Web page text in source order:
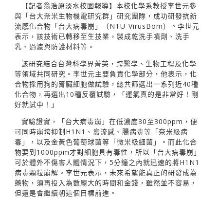
【記者翁浩原淡水校園報導】本校化學系教授李世元參
與「台大奈米生物機電研究群」研究團隊，成功研發抗新
流感化合物「台大病毒崩」（NTU-VirusBom）。李世元
表示，該技術已轉移至生技業，製成乾洗手噴劑、洗手
乳、過濾與防護材料等。
該研究結合台灣科學界菁英，跨醫學、生物工程及化學
等領域共同研究。李世元主要負責化學部分，他表示，化
合物採用狗的腎臟細胞做試驗，總共篩選出一系列近40種
化合物，再選出10種反覆試驗，「運氣真的是非常好！剛
好就試中！」
實驗證實，「台大病毒崩」在低濃度30至300ppm，便
可同時崩垮抑制H1N1、禽流感、腸病毒等「奈米級病
毒」，以及金黃色葡萄球菌等「微米級細菌」。而此化合
物要到1000ppm才對細胞具有毒性，所以「台大病毒崩」
可於體外不傷害人體情況下，5分鐘之內就迅速的將H1N1
病毒顆粒崩解。李世元表示，未來希望能真正的研發成為
藥物，須再投入為數龐大的時間和金錢，雖然並不容易，
但還是會繼續朝這個目標前進。